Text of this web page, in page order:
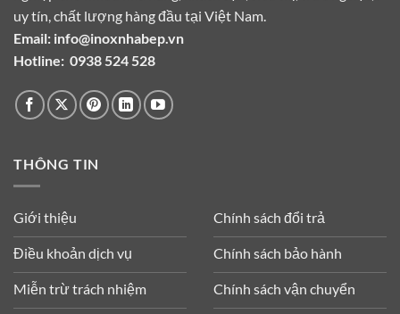
uy tín, chất lượng hàng đầu tại Việt Nam.
Email: info@inoxnhabep.vn
Hotline: 0938 524 528
THÔNG TIN
Giới thiệu
Điều khoản dịch vụ
Miễn trừ trách nhiệm
Chính sách đổi trả
Chính sách bảo hành
Chính sách vận chuyển